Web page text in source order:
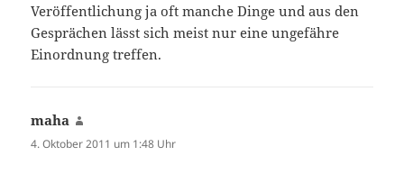
Veröffentlichung ja oft manche Dinge und aus den
Gesprächen lässt sich meist nur eine ungefähre
Einordnung treffen.
maha
4. Oktober 2011 um 1:48 Uhr